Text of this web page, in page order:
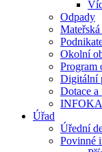
Odpady
Mateřská
Okolní
Program
Digitální
Dotace a
Úřad
Úřední
Povinné